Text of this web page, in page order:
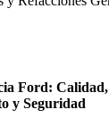
Ford: Calidad,
y Seguridad